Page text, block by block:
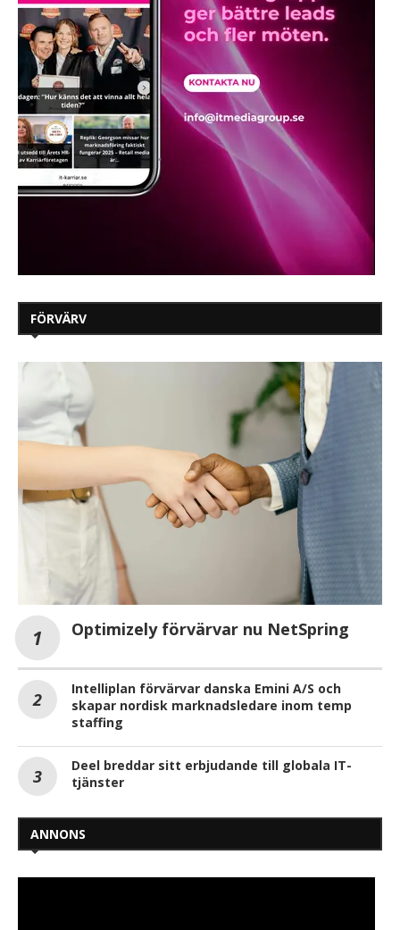
FÖRVÄRV
Optimizely förvärvar nu NetSpring
Intelliplan förvärvar danska Emini A/S och
skapar nordisk marknadsledare inom temp
staffing
Deel breddar sitt erbjudande till globala IT-
tjänster
ANNONS